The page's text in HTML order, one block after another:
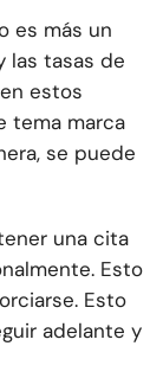
es más un
las tasas de
estos
tema marca
se puede
una cita
Esto
Esto
adelante y